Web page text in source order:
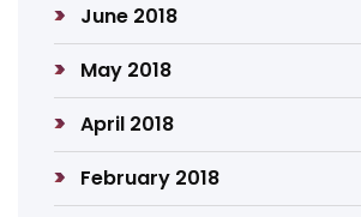
June 2018
May 2018
April 2018
February 2018